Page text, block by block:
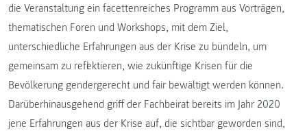
die Veranstaltung ein facettenreiches Programm aus Vorträgen,
thematischen Foren und Workshops, mit dem Ziel,
unterschiedliche Erfahrungen aus der Krise zu bündeln, um
gemeinsam zu reflektieren, wie zukünftige Krisen für die
Bevölkerung gendergerecht und fair bewältigt werden können.
Darüberhinausgehend griff der Fachbeirat bereits im Jahr 2020
jene Erfahrungen aus der Krise auf, die sichtbar geworden sind,